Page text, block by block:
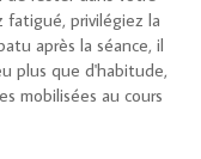
fatigué, privilégiez la
après la séance, il
plus que d'habitude,
mobilisées au cours